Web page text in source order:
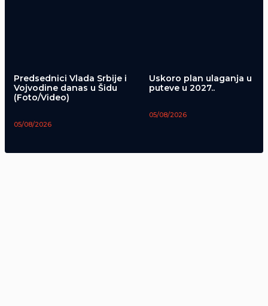
Predsednici Vlada Srbije i
Vojvodine danas u Šidu
(Foto/Video)
05/08/2026
Uskoro plan ulaganja u
puteve u 2027..
05/08/2026